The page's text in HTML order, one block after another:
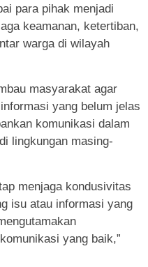
para pihak menjadi
keamanan, ketertiban,
warga di wilayah
masyarakat agar
yang belum jelas
komunikasi dalam
lingkungan masing-
menjaga kondusivitas
isu atau informasi yang
yang baik,”